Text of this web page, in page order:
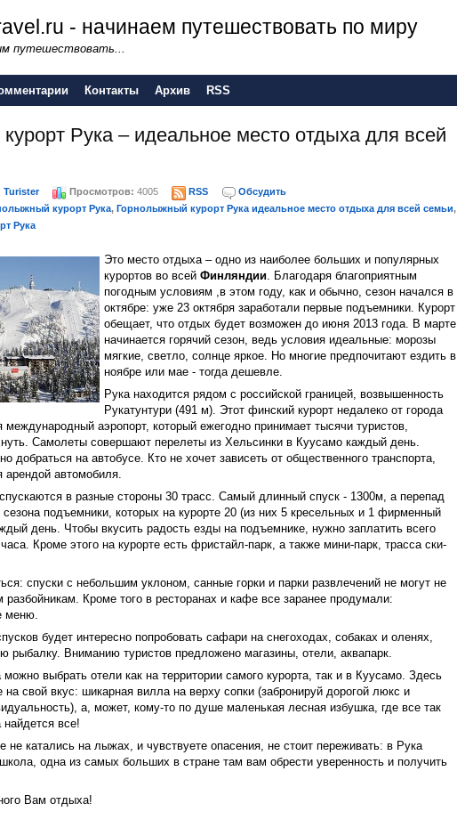
- начинаем путешествовать по миру
путешествовать...
Контакты Архив RSS
Рука – идеальное место отдыха для всей
Turister Просмотров: 4005 RSS
Обсудить
курорт Рука, Горнолыжный курорт Рука идеальное место отдыха для всей семьи,
Рука
Это место отдыха – одно из наиболее больших и популярных
курортов во всей Финляндии. Благодаря благоприятным
погодным условиям ,в этом году, как и обычно, сезон начался в
октябре: уже 23 октября заработали первые подъемники. Курорт
обещает, что отдых будет возможен до июня 2013 года. В марте
начинается горячий сезон, ведь условия идеальные: морозы
мягкие, светло, солнце яркое. Но многие предпочитают ездить в
ноябре или мае - тогда дешевле.
Рука находится рядом с российской границей, возвышенность
Рукатунтури (491 м). Этот финский курорт недалеко от города
международный аэропорт, который ежегодно принимает тысячи туристов,
Самолеты совершают перелеты из Хельсинки в Куусамо каждый день.
добраться на автобусе. Кто не хочет зависеть от общественного транспорта,
арендой автомобиля.
в разные стороны 30 трасс. Самый длинный спуск - 1300м, а перепад
подъемники, которых на курорте 20 (из них 5 кресельных и 1 фирменный
день. Чтобы вкусить радость езды на подъемнике, нужно заплатить всего
Кроме этого на курорте есть фристайл-парк, а также мини-парк, трасса ски-
спуски с небольшим уклоном, санные горки и парки развлечений не могут не
разбойникам. Кроме того в ресторанах и кафе все заранее продумали:
меню.
будет интересно попробовать сафари на снегоходах, собаках и оленях,
рыбалку. Вниманию туристов предложено магазины, отели, аквапарк.
выбрать отели как на территории самого курорта, так и в Куусамо. Здесь
свой вкус: шикарная вилла на верху сопки (забронируй дорогой люкс и
а, может, кому-то по душе маленькая лесная избушка, где все так
все!
не катались на лыжах, и чувствуете опасения, не стоит переживать: в Рука
одна из самых больших в стране там вам обрести уверенность и получить
Вам отдыха!